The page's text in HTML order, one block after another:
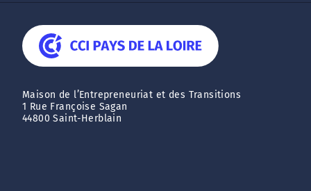
Maison de l’Entrepreneuriat et des Transitions
1 Rue Françoise Sagan
44800 Saint-Herblain